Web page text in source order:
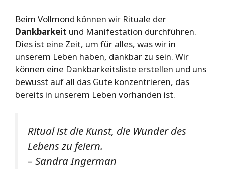
Beim Vollmond können wir Rituale der
Dankbarkeit und Manifestation durchführen.
Dies ist eine Zeit, um für alles, was wir in
unserem Leben haben, dankbar zu sein. Wir
können eine Dankbarkeitsliste erstellen und uns
bewusst auf all das Gute konzentrieren, das
bereits in unserem Leben vorhanden ist.
Ritual ist die Kunst, die Wunder des
Lebens zu feiern.
– Sandra Ingerman